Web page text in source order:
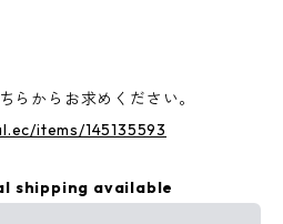
らからお求めください。
items/145135593
shipping available